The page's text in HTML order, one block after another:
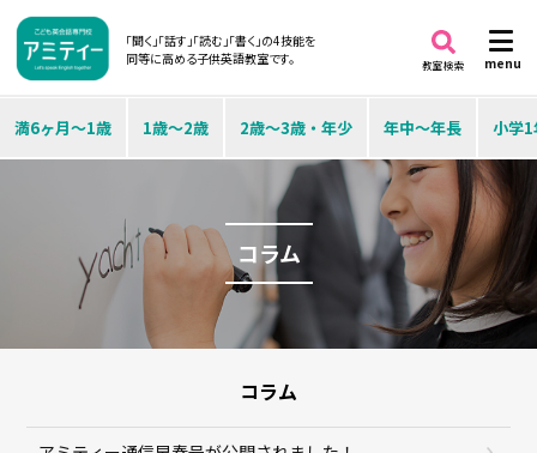
「聞く」「話す」「読む」「書く」の4技能を
同等に高める子供英語教室です。
menu
教室検索
満6ヶ月～1歳 1歳～2歳 2歳～3歳・年少 年中～年長 小学
コラム
コラム